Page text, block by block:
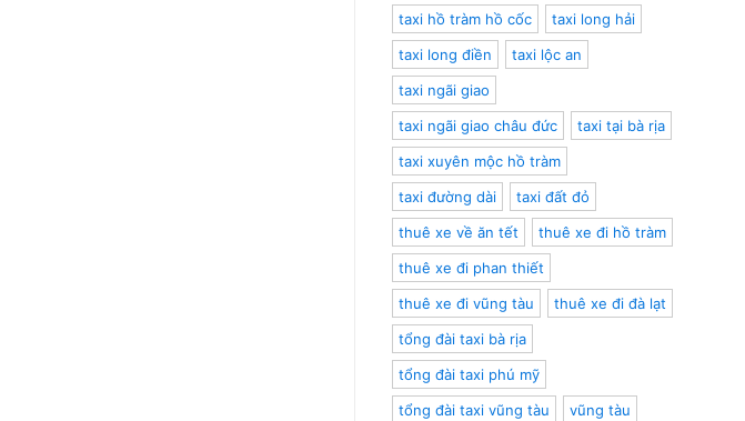
taxi hồ tràm hồ cốc
taxi long hải
taxi long điền
taxi lộc an
taxi ngãi giao
taxi ngãi giao châu đức
taxi tại bà rịa
taxi xuyên mộc hồ tràm
taxi đường dài
taxi đất đỏ
thuê xe về ăn tết
thuê xe đi hồ tràm
thuê xe đi phan thiết
thuê xe đi vũng tàu
thuê xe đi đà lạt
tổng đài taxi bà rịa
tổng đài taxi phú mỹ
tổng đài taxi vũng tàu
vũng tàu